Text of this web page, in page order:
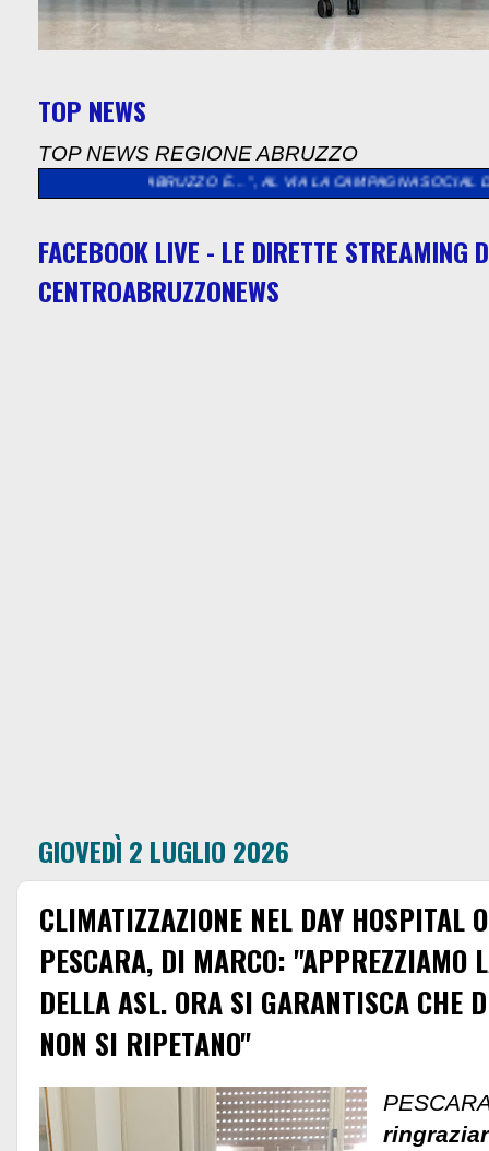
TOP NEWS
TOP NEWS REGIONE ABRUZZO
È…”, AL VIA LA CAMPAGNA SOCIAL DEDICATA AGLI
FACEBOOK LIVE - LE DIRETTE STREAMING
CENTROABRUZZONEWS
GIOVEDÌ 2 LUGLIO 2026
CLIMATIZZAZIONE NEL DAY HOSPITAL
PESCARA, DI MARCO: "APPREZZIAMO
DELLA ASL. ORA SI GARANTISCA CHE
NON SI RIPETANO"